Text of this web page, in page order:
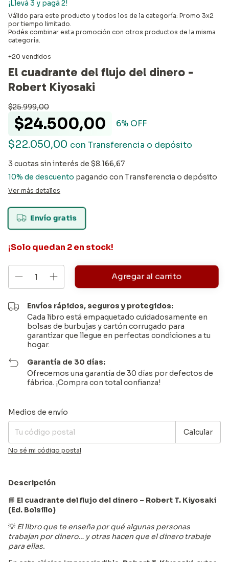
¡Llevá 3 y pagá 2!
Válido para este producto y todos los de la categoría: Promo 3x2
por tiempo limitado.
Podés combinar esta promoción con otros productos de la misma
categoría.
+20 vendidos
El cuadrante del flujo del dinero -
Robert Kiyosaki
$25.999,00
$24.500,00 6% OFF
$22.050,00 con Transferencia o depósito
3 cuotas sin interés de $8.166,67
10% de descuento pagando con Transferencia o depósito
Ver más detalles
Envío gratis
¡Solo quedan 2en stock!
Envíos rápidos, seguros y protegidos:
Cada libro está empaquetado cuidadosamente en
bolsas de burbujas y cartón corrugado para
garantizar que llegue en perfectas condiciones a tu
hogar.
Garantía de 30 días:
Ofrecemos una garantía de 30 días por defectos de
fábrica. ¡Compra con total confianza!
Entregas para el CP:
Medios de envío
Calcular
No sé mi código postal
Descripción
📘 El cuadrante del flujo del dinero – Robert T. Kiyosaki
(Ed. Bolsillo)
💡 El libro que te enseña por qué algunas personas
trabajan por dinero… y otras hacen que el dinero trabaje
para ellas.